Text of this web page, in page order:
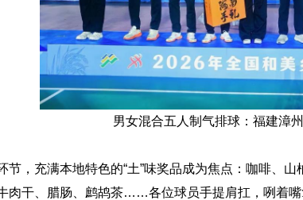
男女混合五人制气排球：福建漳
，充满本地特色的“土”味奖品成为焦点：咖啡、山
肉干、腊肠、鹧鸪茶……各位球员手提肩扛，咧着嘴